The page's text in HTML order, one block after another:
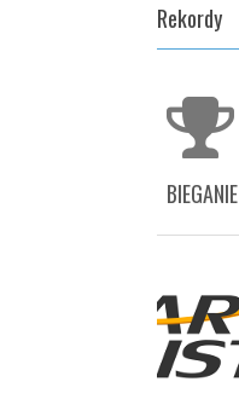
Rekordy
BIEGANIE